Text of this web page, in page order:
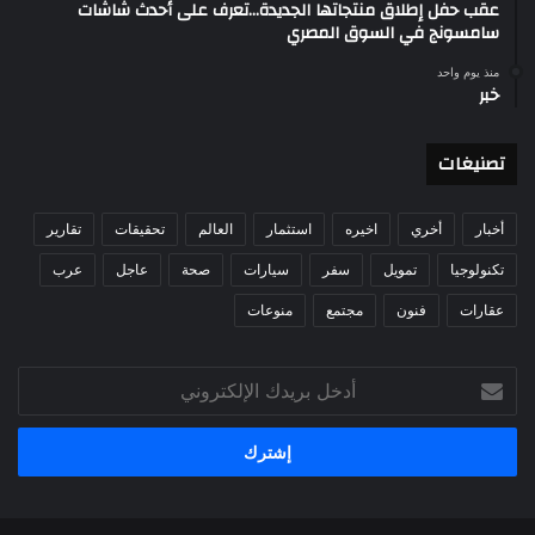
عقب حفل إطلاق منتجاتها الجديدة…تعرف على أحدث شاشات
سامسونج في السوق المصري
منذ يوم واحد
خبر
تصنيغات
أخبار أخري اخيره استثمار العالم تحقيقات تقارير
تكنولوجيا تمويل سفر سيارات صحة عاجل عرب
عقارات فنون مجتمع منوعات
بريدك
الإلكتروني